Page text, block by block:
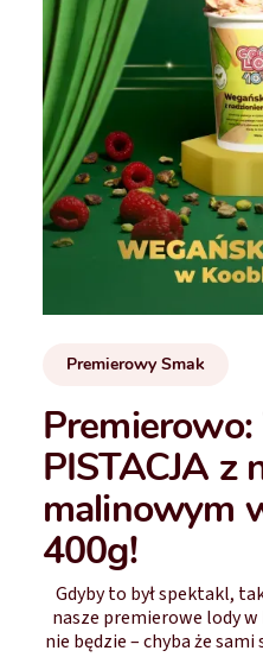
Premierowy Smak
PISTACJA z
malinowym
400g!
Gdyby to był spektakl,
nasze premierowe lody
nie będzie – chyba że